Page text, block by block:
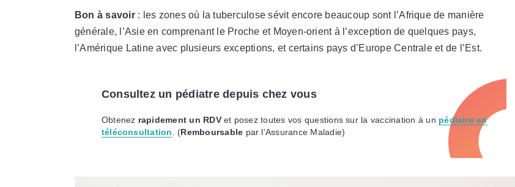
Bon à savoir: les zones où la tuberculose sévit encore beaucoup sont l’Afrique de manière
générale, l’Asie en comprenant le Proche et Moyen-orient à l’exception de quelques pays,
l’Amérique Latine avec plusieurs exceptions, et certains pays d’Europe Centrale et de l’Est.
Consultez un pédiatre depuis chez vous
Obtenez rapidement un RDVet posez toutes vos questions sur la vaccination à un pédiatre en
téléconsultation
. (Remboursable par l’Assurance Maladie)